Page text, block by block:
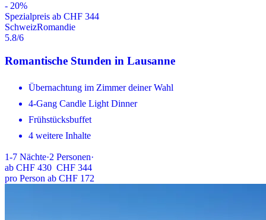
- 20%
Spezialpreis ab CHF 344
SchweizRomandie
5.8/6
Romantische Stunden in Lausanne
Übernachtung im Zimmer deiner Wahl
4-Gang Candle Light Dinner
Frühstücksbuffet
4 weitere Inhalte
1-7 Nächte·2 Personen·
ab CHF 430 CHF 344
pro Person ab CHF 172